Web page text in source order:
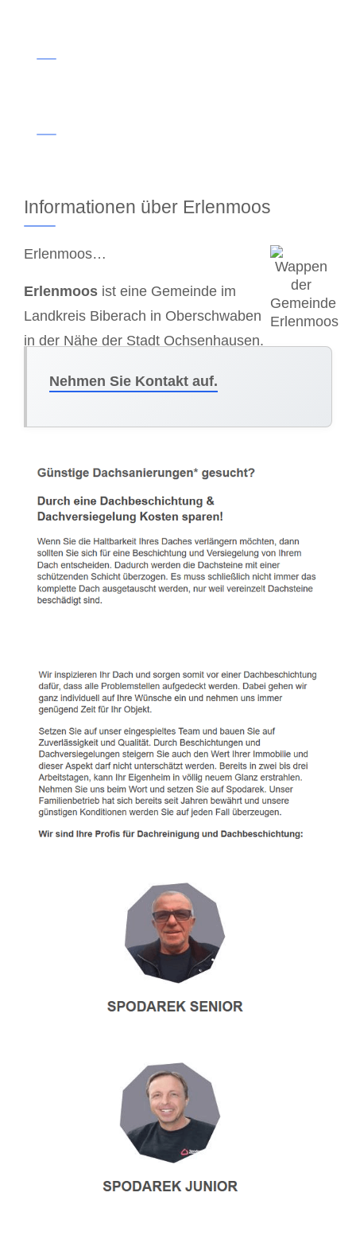
Informationen über Erlenmoos
Erlenmoos…
Erlenmoos ist eine Gemeinde im
Landkreis Biberach in Oberschwaben
in der Nähe der Stadt Ochsenhausen.
Nehmen Sie Kontakt auf.